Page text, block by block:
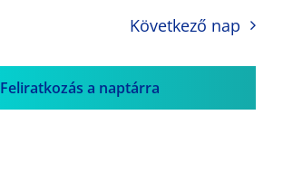
Következő nap
Feliratkozás a naptárra